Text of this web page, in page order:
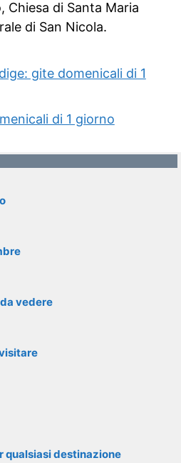
Chiesa di Santa Maria
di San Nicola.
gite domenicali di 1
di 1 giorno
vedere
qualsiasi destinazione